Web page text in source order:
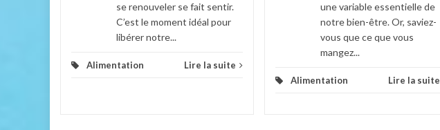
se renouveler se fait sentir.
C’est le moment idéal pour
libérer notre...
Alimentation Lire la suite
une variable essentielle de
notre bien-être. Or, saviez-
vous que ce que vous
mangez...
Alimentation Lire la suite